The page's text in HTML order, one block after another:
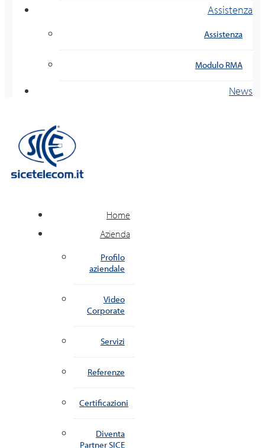
Assistenza
Assistenza
Modulo RMA
News
Home
Azienda
Profilo
aziendale
Video
Corporate
Servizi
Referenze
Certificazioni
Diventa
Partner SICE